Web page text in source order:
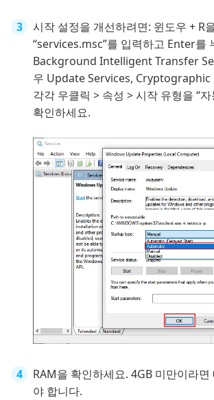
시작 설정을 개선하려면: 윈도우 + R
“services.msc”를 입력하고 Enter를
Background Intelligent Transfer
우 Update Services, Cryptographic
각각 우클릭 > 속성 > 시작 유형을 “
확인하세요.
RAM을 확인하세요. 4GB 미만이라면
야 합니다.